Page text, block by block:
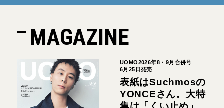
MAGAZINE
UOMO2026年8・9月合併号
6月25日発売
表紙はSuchmosの
YONCEさん。大特
集は「くい止め」